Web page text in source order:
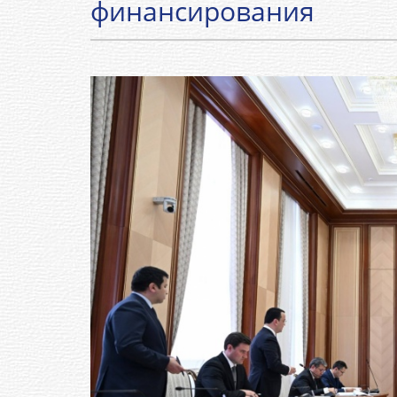
финансирования